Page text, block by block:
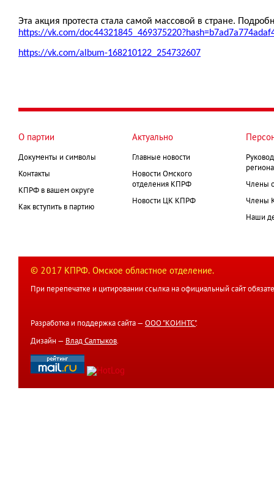
Эта акция протеста стала самой массовой в стране.
https://vk.com/
https://vk.com/album-168210122_254732607
О партии
Документы и символы
Контакты
КПРФ в вашем округе
Как вступить в партию
Актуально
Главные новости
Новости Омского
отделения КПРФ
Новости ЦК КПРФ
Члены
Члены
Наши
© 2017 КПРФ. Омское областное отделение.
При перепечатке и цитировании ссылка на официальный сайт
Разработка и поддержка сайта — ООО "КОИНТС".
Дизайн — Влад Салтыков.